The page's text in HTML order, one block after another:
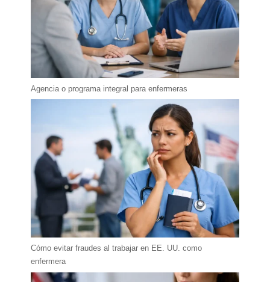
Agencia o programa integral para enfermeras
Cómo evitar fraudes al trabajar en EE. UU. como
enfermera